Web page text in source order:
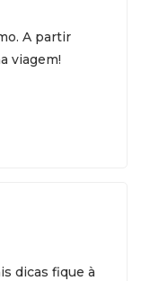
A partir
viagem!
dicas fique à